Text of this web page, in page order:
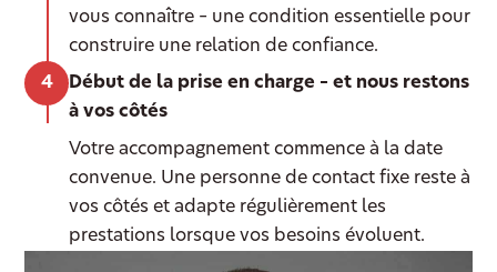
vous connaître – une condition essentielle pour
construire une relation de confiance.
Début de la prise en charge – et nous restons
à vos côtés
Votre accompagnement commence à la date
convenue. Une personne de contact fixe reste à
vos côtés et adapte régulièrement les
prestations lorsque vos besoins évoluent.